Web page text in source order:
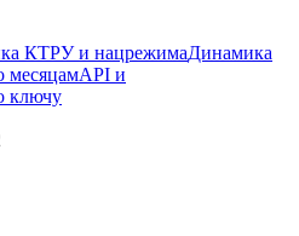
КТРУ и нацрежимаДинамика
месяцамAPI и
ключу